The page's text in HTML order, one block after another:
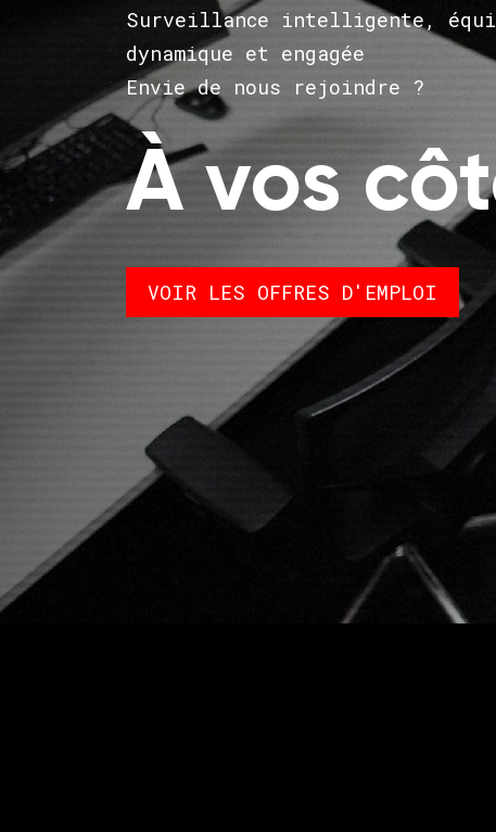
Surveillance intelligente,
dynamique et engagée
Envie de nous rejoindre ?
À vos
VOIR LES OFFRES D'EMPLOI